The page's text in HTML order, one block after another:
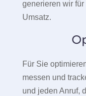
generieren wir
Umsatz.
Für Sie
messen und
und jeden Anruf,